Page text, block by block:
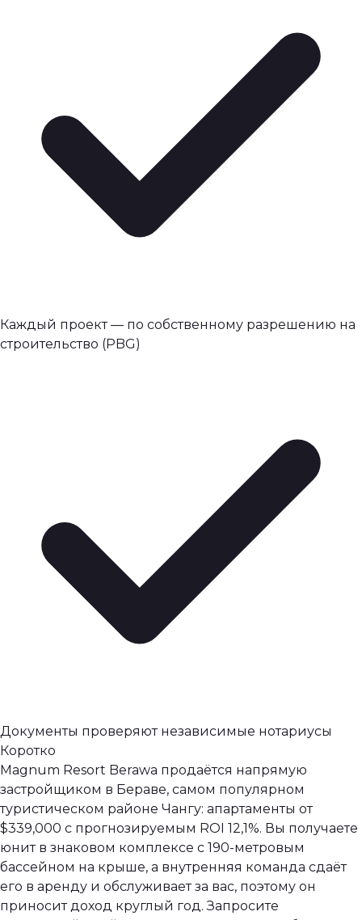
Каждый проект — по собственному разрешению на
строительство (PBG)
Документы проверяют независимые нотариусы
Коротко
Magnum Resort Berawa продаётся напрямую
застройщиком в Бераве, самом популярном
туристическом районе Чангу: апартаменты от
$339,000 с прогнозируемым ROI 12,1%. Вы получаете
юнит в знаковом комплексе с 190-метровым
бассейном на крыше, а внутренняя команда сдаёт
его в аренду и обслуживает за вас, поэтому он
приносит доход круглый год. Запросите